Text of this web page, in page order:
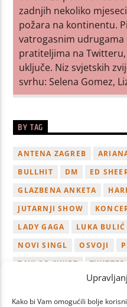
Kako bi Vam omogućili bolje
zadnjih nekoliko
požara na kontinentu.
vatrogasnim
pratiteljima na
uključe. Niz svjetskih
svrhu: Selena Gomez,
BY TAG
ANTENA ZAGREB
BULLHIT
DM ED
GLAZBENA ANKETA
JUTARNJI SHOW
LADY GAGA
LUKA BULIĆ
NOVI SINGL
OSVOJI
TAYLOR SWIFT
TWITTER